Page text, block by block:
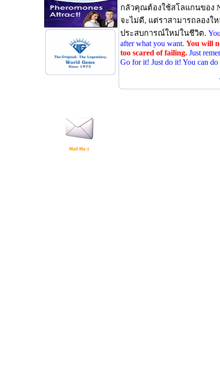
กลัวคุณต้องใช้สโลแกนของ
จะไม่ดี, แต่ราสามารถลองใ
ประสบการณ์ใหม่ในชีวิต.
after what you want. You will
too scared of failing. Just
Go for it! Just do it! You can